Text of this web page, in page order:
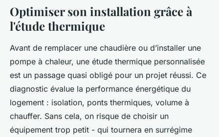
Optimiser son installation grâce à
l'étude thermique
Avant de remplacer une chaudière ou d’installer une
pompe à chaleur, une étude thermique personnalisée
est un passage quasi obligé pour un projet réussi. Ce
diagnostic évalue la performance énergétique du
logement : isolation, ponts thermiques, volume à
chauffer. Sans cela, on risque de choisir un
équipement trop petit - qui tournera en surrégime